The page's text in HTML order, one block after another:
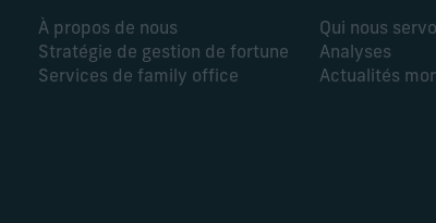
À propos de nous
Stratégie de gestion de fortune
Services de family office
Qui nous
Analyses
Actualités